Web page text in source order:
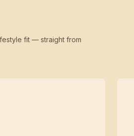
fit — straight from